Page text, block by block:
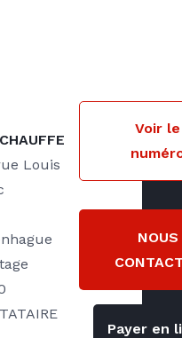
intervenons
Louis
Voir le
NOUS
Payer en